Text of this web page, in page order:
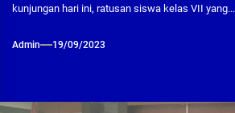
kunjungan hari ini, ratusan siswa kelas VII yang...
Admin 19/09/2023